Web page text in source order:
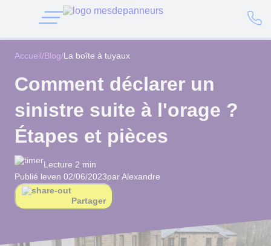
Accueil/Blog/La boîte à tuyaux
Comment déclarer un
sinistre suite à l'orage ?
Étapes et pièces
Lecture 2 min
Publié leven 02/06/2023par Alexandre
Partager